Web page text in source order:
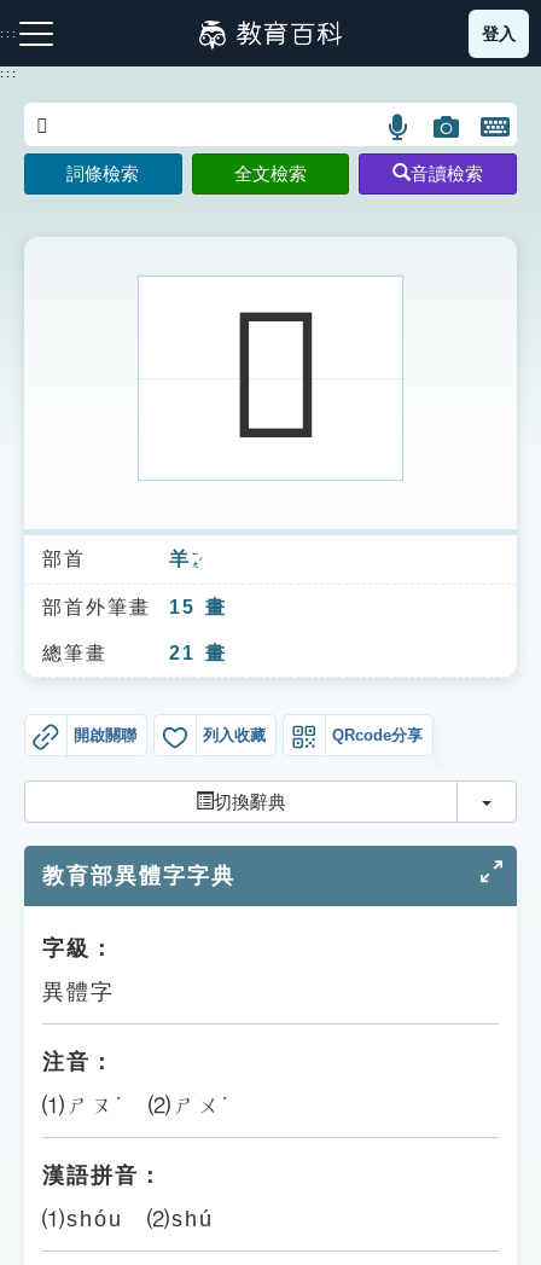
到
主
:::
注音索引圖示 筆畫索引圖示 部首索引表圖示
索引選單
知識索引
單字索引
貓頭鷹博士
登入
:::
語
言
搜
示
圖
片
搜
開
鍵
圖
詞條檢索 全文檢索 音讀檢索
𦏧
部首 羊 ㄧㄤˊ
部首外筆畫 15 畫
總筆畫 21 畫
開啟關聯 列入收藏 QRcode分享
切換辭典 切換
教育部異體字字典
字級：
異體字
注音：
⑴ㄕㄡˊ ⑵ㄕㄨˊ
漢語拼音：
⑴shóu ⑵shú